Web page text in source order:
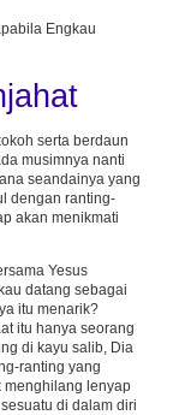
Engkau
serta berdaun
musimnya nanti
seandainya yang
dengan ranting-
akan menikmati
Yesus
datang sebagai
itu menarik?
itu hanya seorang
di kayu salib, Dia
ranting yang
menghilang lenyap
di dalam diri